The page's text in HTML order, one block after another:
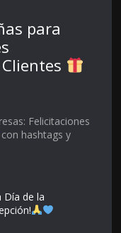
para
Felicitaciones
con hashtags y
Día de la